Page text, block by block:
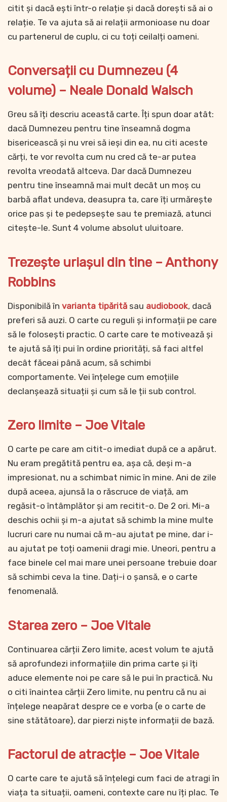
citit și dacă ești într-o relație și dacă dorești să ai o
relație. Te va ajuta să ai relații armonioase nu doar
cu partenerul de cuplu, ci cu toți ceilalți oameni.
Conversații cu Dumnezeu (4
volume) – Neale Donald Walsch
Greu să îți descriu această carte. Îți spun doar atât:
dacă Dumnezeu pentru tine înseamnă dogma
bisericească și nu vrei să ieși din ea, nu citi aceste
cărți, te vor revolta cum nu cred că te-ar putea
revolta vreodată altceva. Dar dacă Dumnezeu
pentru tine înseamnă mai mult decât un moș cu
barbă aflat undeva, deasupra ta, care îți urmărește
orice pas și te pedepsește sau te premiază, atunci
citește-le. Sunt 4 volume absolut uluitoare.
Trezește uriașul din tine – Anthony
Robbins
Disponibilă în varianta tipărită sau audiobook, dacă
preferi să auzi. O carte cu reguli și informații pe care
să le folosești practic. O carte care te motivează și
te ajută să îți pui în ordine priorități, să faci altfel
decât făceai până acum, să schimbi
comportamente. Vei înțelege cum emoțiile
declanșează situații și cum să le ții sub control.
Zero limite – Joe Vitale
O carte pe care am citit-o imediat după ce a apărut.
Nu eram pregătită pentru ea, așa că, deși m-a
impresionat, nu a schimbat nimic în mine. Ani de zile
după aceea, ajunsă la o răscruce de viață, am
regăsit-o întâmplător și am recitit-o. De 2 ori. Mi-a
deschis ochii și m-a ajutat să schimb la mine multe
lucruri care nu numai că m-au ajutat pe mine, dar i-
au ajutat pe toți oamenii dragi mie. Uneori, pentru a
face binele cel mai mare unei persoane trebuie doar
să schimbi ceva la tine. Dați-i o șansă, e o carte
fenomenală.
Starea zero – Joe Vitale
Continuarea cărții Zero limite, acest volum te ajută
să aprofundezi informațiile din prima carte și îți
aduce elemente noi pe care să le pui în practică. Nu
o citi înaintea cărții Zero limite, nu pentru că nu ai
înțelege neapărat despre ce e vorba (e o carte de
sine stătătoare), dar pierzi niște informații de bază.
Factorul de atracție – Joe Vitale
O carte care te ajută să înțelegi cum faci de atragi în
viața ta situații, oameni, contexte care nu îți plac. Te